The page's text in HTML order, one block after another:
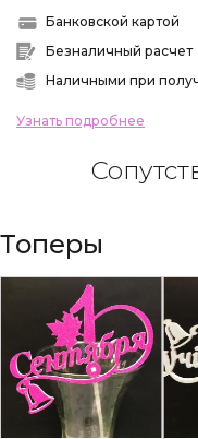
Банковской картой
Безналичный расчет
Наличными при
Узнать подробнее
Топеры